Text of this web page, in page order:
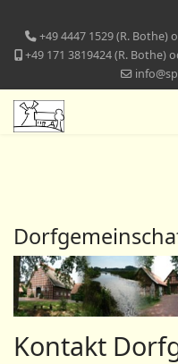
+49 4447 1529 (R. Bothe)
+49 171 3819424 (R. Bothe)
Kontakt